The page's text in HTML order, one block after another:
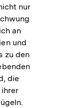
nur
an
und
zu den
die